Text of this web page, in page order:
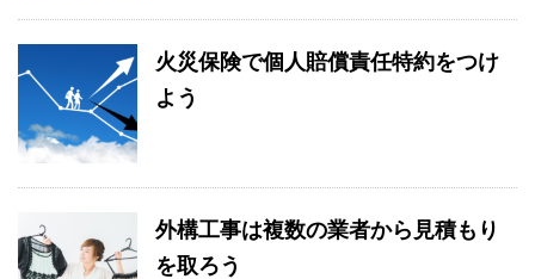
火災保険で個人賠償責任特約をつけ
よう
外構工事は複数の業者から見積もり
を取ろう